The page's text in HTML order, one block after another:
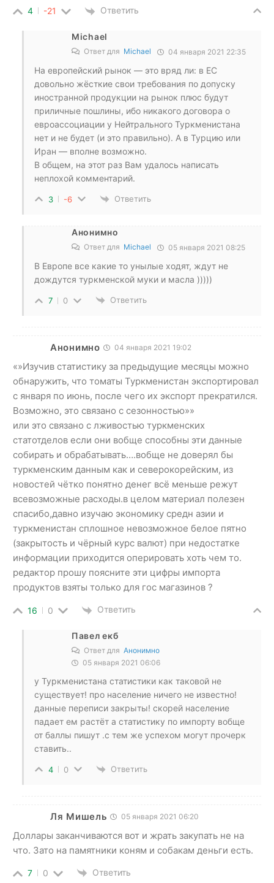
4 -21 Ответить
Michael
Ответ для Michael 04 января 2021 22:35
На европейский рынок — это вряд ли: в ЕС
довольно жёсткие свои требования по допуску
иностранной продукции на рынок плюс будут
приличные пошлины, ибо никакого договора о
евроассоциации у Нейтрального Туркменистана
нет и не будет (и это правильно). А в Турцию или
Иран — вполне возможно.
В общем, на этот раз Вам удалось написать
неплохой комментарий.
3 -6 Ответить
Анонимно
Ответ для Michael 05 января 2021 08:25
В Европе все какие то унылые ходят, ждут не
дождутся туркменской муки и масла )))))
7 0 Ответить
Анонимно 04 января 2021 19:02
«»Изучив статистику за предыдущие месяцы можно
обнаружить, что томаты Туркменистан экспортировал
с января по июнь, после чего их экспорт прекратился.
Возможно, это связано с сезонностью»»
или это связано с лживостью туркменских
статотделов если они вобще способны эти данные
собирать и обрабатывать….вобще не доверял бы
туркменским данным как и северокорейским, из
новостей чётко понятно денег всё меньше режут
всевозможные расходы.в целом материал полезен
спасибо,давно изучаю экономику средн азии и
туркменистан сплошное невозможное белое пятно
(закрытость и чёрный курс валют) при недостатке
информации приходится оперировать хоть чем то.
редактор прошу поясните эти цифры импорта
продуктов взяты только для гос магазинов ?
16 0 Ответить
Павел екб
Ответ для Анонимно
05 января 2021 06:06
у Туркменистана статистики как таковой не
существует! про население ничего не известно!
данные переписи закрыты! скорей население
падает ем растёт а статистику по импорту вобще
от баллы пишут .с тем же успехом могут прочерк
ставить..
4 0 Ответить
Ля Мишель 05 января 2021 06:20
Доллары заканчиваются вот и жрать закупать не на
что. Зато на памятники коням и собакам деньги есть.
7 0 Ответить